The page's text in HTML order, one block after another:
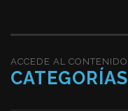
ACCEDE AL CONTENIDO
CATEGORÍAS